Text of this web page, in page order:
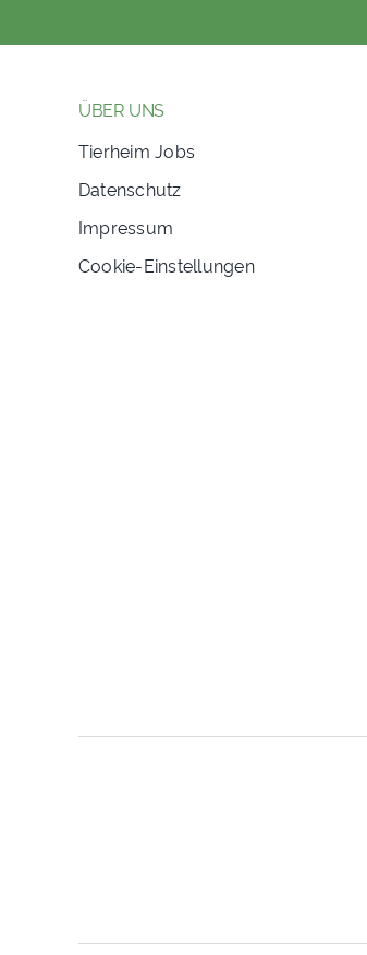
ÜBER UNS
Tierheim Jobs
Datenschutz
Impressum
Cookie-Einstellungen